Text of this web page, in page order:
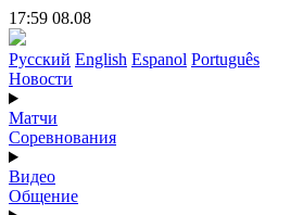
17:59 08.08
Русский English Espanol Português
Новости
Матчи
Соревнования
Видео
Общение